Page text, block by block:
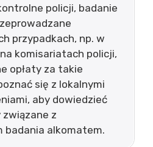
policji, badanie
przypadkach, np. w
komisariatach policji,
opłaty za takie
się z lokalnymi
aby dowiedzieć
z
badania alkomatem.